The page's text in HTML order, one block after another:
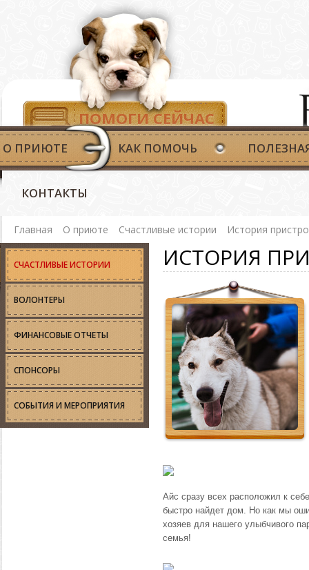
ПОМОГИ СЕЙЧАС
О ПРИЮТЕ КАК ПОМОЧЬ
КОНТАКТЫ
Главная О приюте Счастливые истории История
СЧАСТЛИВЫЕ ИСТОРИИ
ВОЛОНТЕРЫ
ФИНАНСОВЫЕ ОТЧЕТЫ
СПОНСОРЫ
СОБЫТИЯ И МЕРОПРИЯТИЯ
ИСТОРИЯ
Айс сразу всех расположил к
быстро найдет дом. Но как мы
хозяев для нашего улыбчивого
семья!